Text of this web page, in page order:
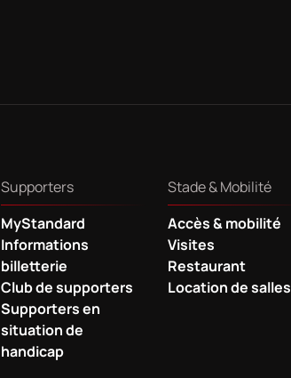
Supporters
MyStandard
Informations
billetterie
Club de supporters
Supporters en
situation de
handicap
Stade & Mobilité
Accès & mobilité
Visites
Restaurant
Location de salles